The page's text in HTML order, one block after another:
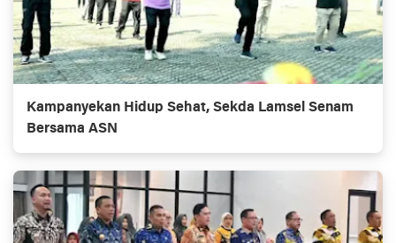
Kampanyekan Hidup Sehat, Sekda Lamsel Senam
Bersama ASN